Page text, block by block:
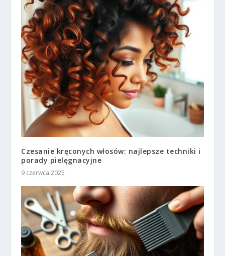
Czesanie kręconych włosów: najlepsze techniki i
porady pielęgnacyjne
9 czerwca 2025